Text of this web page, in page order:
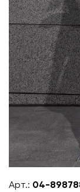
Арт.: 04-